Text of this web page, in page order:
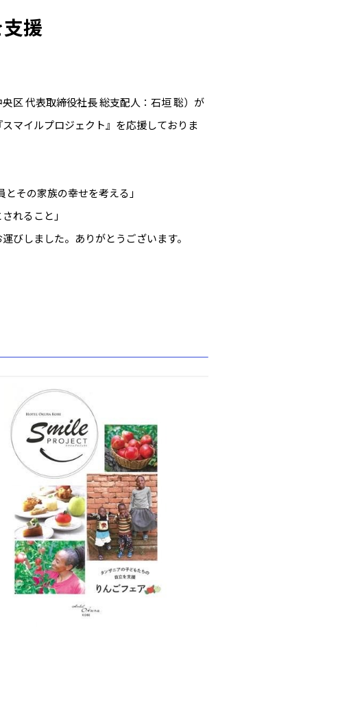
援
区 代表取締役社長 総支配人：石垣 聡）が
マイルプロジェクト』を応援しておりま
その家族の幸せを考える」
れること」
びしました。ありがとうございます。